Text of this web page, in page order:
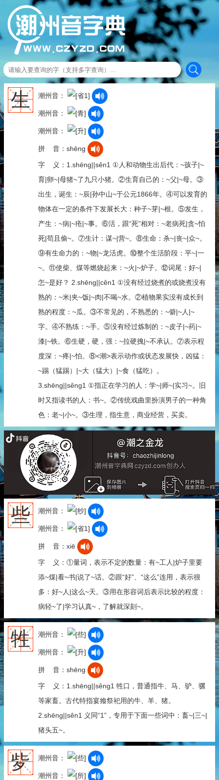
生 潮州音：
潮州音：
潮州音：
拼 音：shēng
字 义：1.shēng||sên1 ①人和动物生出后代：~孩子|~
育|卵~|母猪~了九只小猪。②生育自己的：~父|~母。③
出生，诞生：~辰|孙中山~于公元1866年。④可以发育的
物体在一定的条件下发展长大：种子~芽|~根。⑤发生，
产生：~病|~疮|~事。⑥活，跟“死”相对：~老病死|贪~怕
死|苟且偷~。⑦生计：谋~|营~。⑧生命：杀~|丧~|众~。
⑨有生命力的：~物|~龙活虎。⑩整个生活阶段：平~|一
~。⑪使柴、煤等燃烧起来：~火|~炉子。⑫词尾：好~|
怎~是好？ 2.shēng||cên1 ①没有经过烧煮的或烧煮没有
熟的：~米|夹~饭|~肉|不喝~水。②植物果实没有成长到
熟的程度：~瓜。③不常见的，不熟悉的：~僻|~人|~
字。④不熟练：~手。⑤没有经过炼制的：~皮子|~药|~
漆|~铁。⑥生硬，硬，强：~拉硬拽|~不承认。⑦表示程
度深：~疼|~怕。⑧<潮>表示动作或状态发展快，凶猛：
~踢（猛踢）|~大（猛大）|~食（猛吃）。
3.shēng||sêng1 ①指正在学习的人：学~|师~|实习~。旧
时又指读书的人：书~。②传统戏曲里扮演男子的一种角
色：老~|小~。③生理，指生意，商业经营，买卖。
些 潮州音：
潮州音：
拼 音：xiē
字 义：①量词，表示不定的数量：有~工人|炉子里要
添~煤|看~书|说了~话。②跟“好”、“这么”连用，表示很
多：好~人|这么~天。③用在形容词后表示比较的程度：
病轻~了|学习认真~，了解就深刻~。
牲 潮州音：
潮州音：
拼 音：shēng
字 义：1.shēng||sêng1 牲口，普通指牛、马、驴、骡
等家畜。古代特指宴飨祭祀用的牛、羊、猪。
2.shēng||sên1 义同“1”，专用于下面一些词中：畜~|三~|
猪头五~。
㱔 潮州音：
潮州音：